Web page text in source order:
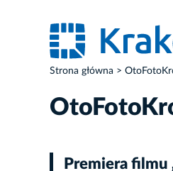
Strona główna
Premiera filmu